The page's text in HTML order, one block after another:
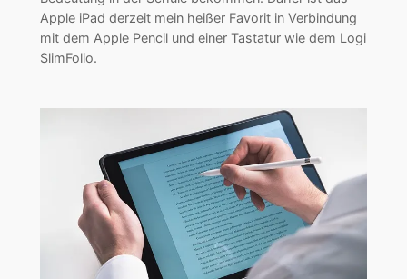
Apple iPad derzeit mein heißer Favorit in Verbindung
mit dem Apple Pencil und einer Tastatur wie dem Logi
SlimFolio.